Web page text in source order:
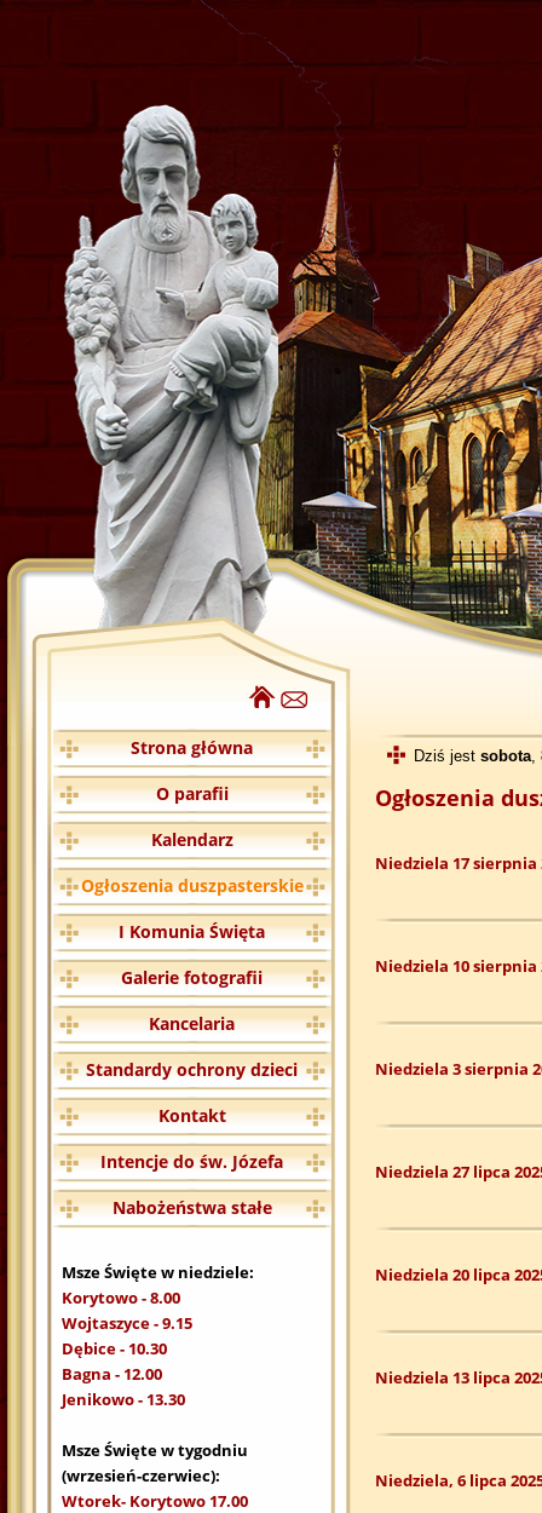
Strona główna
O parafii
Kalendarz
Ogłoszenia duszpasterskie
I Komunia Święta
Galerie fotografii
Kancelaria
Standardy ochrony dzieci
Kontakt
Intencje do św. Józefa
Nabożeństwa stałe
Msze Święte w niedziele:
Korytowo - 8.00
Wojtaszyce - 9.15
Dębice - 10.30
Bagna - 12.00
Jenikowo - 13.30
Msze Święte w tygodniu
(wrzesień-czerwiec):
Wtorek- Korytowo 17.00
Dziś jest sobota,
Ogłoszenia
Niedziela 17 sierpnia
Niedziela 10 sierpnia
Niedziela 3 sierpnia
Niedziela 27 lipca
Niedziela 20 lipca
Niedziela 13 lipca
Niedziela, 6 lipca